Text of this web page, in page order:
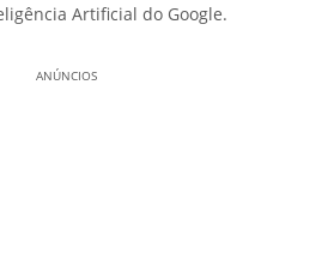
Artificial do Google.
ANÚNCIOS